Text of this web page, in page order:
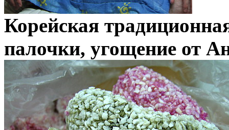
Корейская
палочки, угощение от